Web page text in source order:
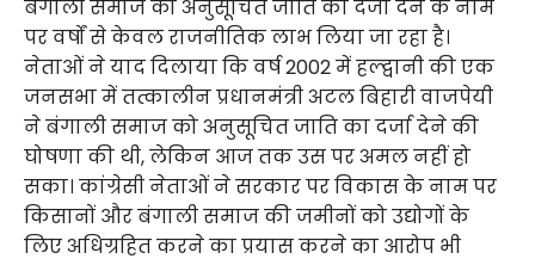
बंगाली समाज को अनुसूचित जाति का दर्जा देने के नाम
पर वर्षों से केवल राजनीतिक लाभ लिया जा रहा है।
नेताओं ने याद दिलाया कि वर्ष 2002 में हल्द्वानी की एक
जनसभा में तत्कालीन प्रधानमंत्री अटल बिहारी वाजपेयी
ने बंगाली समाज को अनुसूचित जाति का दर्जा देने की
घोषणा की थी, लेकिन आज तक उस पर अमल नहीं हो
सका। कांग्रेसी नेताओं ने सरकार पर विकास के नाम पर
किसानों और बंगाली समाज की जमीनों को उद्योगों के
लिए अधिग्रहित करने का प्रयास करने का आरोप भी